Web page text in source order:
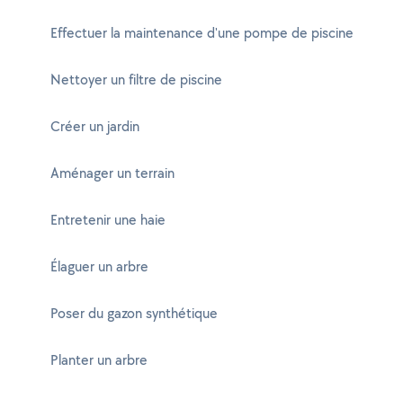
Effectuer la maintenance d'une pompe de piscine
Nettoyer un filtre de piscine
Créer un jardin
Aménager un terrain
Entretenir une haie
Élaguer un arbre
Poser du gazon synthétique
Planter un arbre